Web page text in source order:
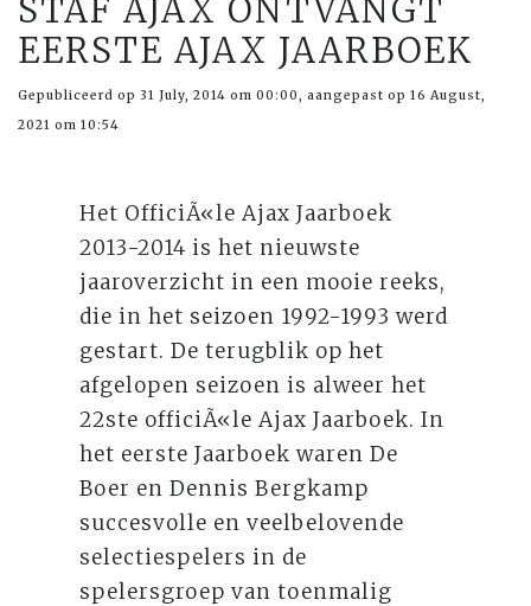
STAF AJAX ONTVANGT
EERSTE AJAX JAARBOEK
Gepubliceerd op 31 July, 2014 om 00:00, aangepast op 16 August,
2021 om 10:54
Het OfficiÃ«le Ajax Jaarboek
2013-2014 is het nieuwste
jaaroverzicht in een mooie reeks,
die in het seizoen 1992-1993 werd
gestart. De terugblik op het
afgelopen seizoen is alweer het
22ste officiÃ«le Ajax Jaarboek. In
het eerste Jaarboek waren De
Boer en Dennis Bergkamp
succesvolle en veelbelovende
selectiespelers in de
spelersgroep van toenmalig